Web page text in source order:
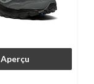
Aperçu